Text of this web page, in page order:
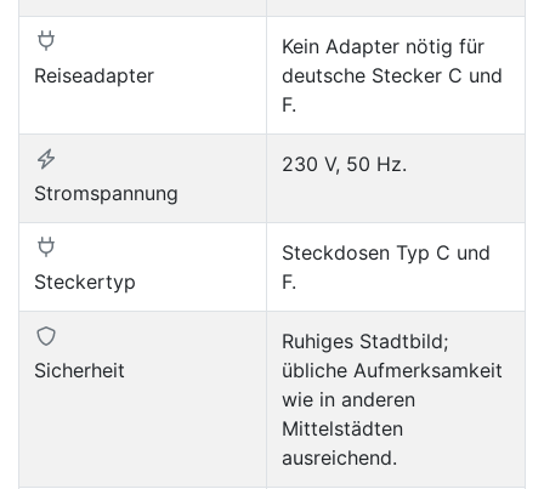
Reiseadapter
Kein Adapter nötig für
deutsche Stecker C und
F.
Stromspannung
230 V, 50 Hz.
Steckertyp
Steckdosen Typ C und
F.
Sicherheit
Ruhiges Stadtbild;
übliche Aufmerksamkeit
wie in anderen
Mittelstädten
ausreichend.